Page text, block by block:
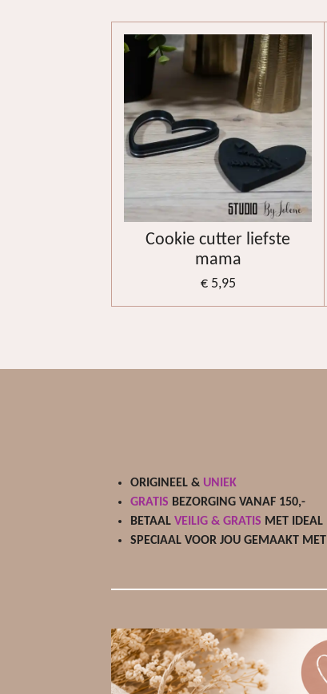
Cookie cutter liefste
mama
€ 5,95
ORIGINEEL & UNIEK
GRATIS BEZORGING VANAF 150,-
BETAAL VEILIG & GRATIS MET IDEAL
SPECIAAL VOOR JOU GEMAAKT MET